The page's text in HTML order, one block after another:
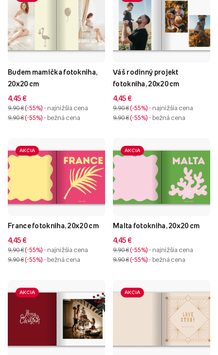
Budem mamička fotokniha,
20x20 cm
4,45 €
9,90 € -55% - najnižšia cena
9,90 € -55% - bežná cena
Váš rodinný projekt
fotokniha, 20x20 cm
4,45 €
9,90 € -55% - najnižšia cena
9,90 € -55% - bežná cena
AKCIA
France fotokniha, 20x20 cm
4,45 €
9,90 € -55% - najnižšia cena
9,90 € -55% - bežná cena
AKCIA
Malta fotokniha, 20x20 cm
4,45 €
9,90 € -55% - najnižšia cena
9,90 € -55% - bežná cena
AKCIA AKCIA